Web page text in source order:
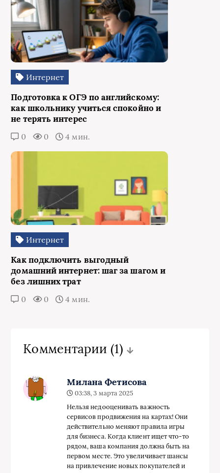
Интернет
Подготовка к ОГЭ по английскому:
как школьнику учиться спокойно и
не терять интерес
0 0 4 мин.
Интернет
Как подключить выгодный
домашний интернет: шаг за шагом и
без лишних трат
0 0 4 мин.
Комментарии (1)
Милана Фетисова
03:38, 3 марта 2025
Нельзя недооценивать важность
сервисов продвижения на картах! Они
действительно меняют правила игры
для бизнеса. Когда клиент ищет что-то
рядом, ваша компания должна быть на
первом месте. Это увеличивает шансы
на привлечение новых покупателей и